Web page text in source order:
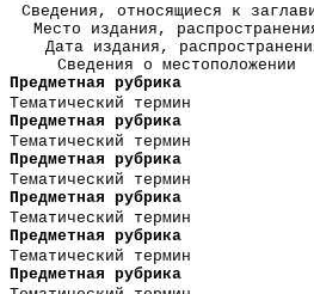
Сведения, относящиеся к
Место издания,
Дата издания,
Сведения о местоположении
Предметная рубрика
Тематический термин
Предметная рубрика
Тематический термин
Предметная рубрика
Тематический термин
Предметная рубрика
Тематический термин
Предметная рубрика
Тематический термин
Предметная рубрика